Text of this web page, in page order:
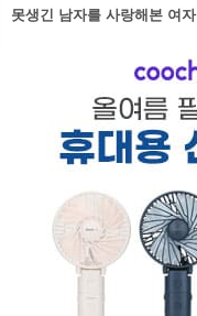
못생긴 남자를 사랑해본 여자